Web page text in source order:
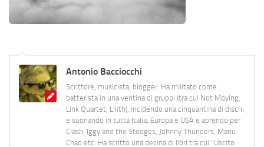
Antonio Bacciocchi
Scrittore, musicista, blogger. Ha militato come
batterista in una ventina di gruppi (tra cui Not Moving,
Link Quartet, Lilith), incidendo una cinquantina di dischi
e suonando in tutta Italia, Europa e USA e aprendo per
Clash, Iggy and the Stooges, Johnny Thunders, Manu
Chao etc. Ha scritto una decina di libri tra cui "Uscito